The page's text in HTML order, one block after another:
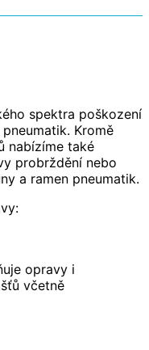
spektra poškození
Kromě
nabízíme také
probrždění nebo
a ramen pneumatik.
opravy i
včetně